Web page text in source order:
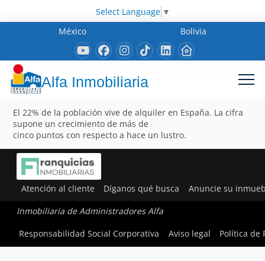
Select Language ▼
México
Bolivia
Alfa Inmobiliaria
El 22% de la población vive de alquiler en España. La cifra
supone un crecimiento de más de
cinco puntos con respecto a hace un lustro.
Atención al cliente Díganos qué busca Anuncie su
Inmobiliaria de Administradores Alfa
Responsabilidad Social Corporativa
Aviso legal Política de